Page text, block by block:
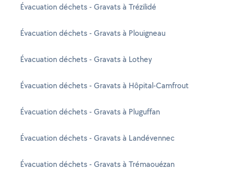
Évacuation déchets - Gravats à Trézilidé
Évacuation déchets - Gravats à Plouigneau
Évacuation déchets - Gravats à Lothey
Évacuation déchets - Gravats à Hôpital-Camfrout
Évacuation déchets - Gravats à Pluguffan
Évacuation déchets - Gravats à Landévennec
Évacuation déchets - Gravats à Trémaouézan